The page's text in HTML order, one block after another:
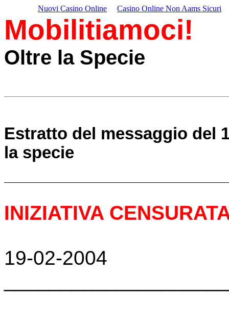
Nuovi Casino Online Casino Online Non Aams Sicuri
Mobilitiamoci!
Oltre la Specie
Estratto del messaggio del
la specie
INIZIATIVA
19-02-2004